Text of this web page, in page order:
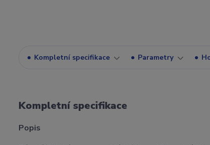
Kompletní specifikace Parametry
Kompletní specifikace
Popis